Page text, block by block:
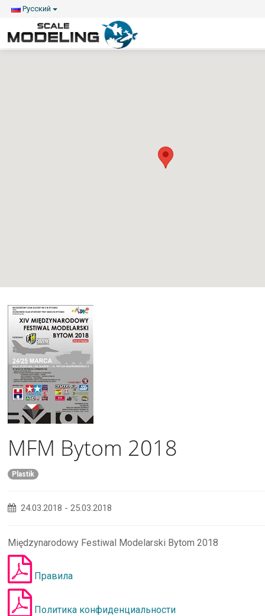
Русский
MFM Bytom 2018
Plastik
24.03.2018 - 25.03.2018
Międzynarodowy Festiwal Modelarski Bytom 2018
Правила
Политика конфиденциальности